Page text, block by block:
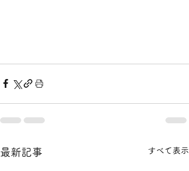
最新記事 すべて表示